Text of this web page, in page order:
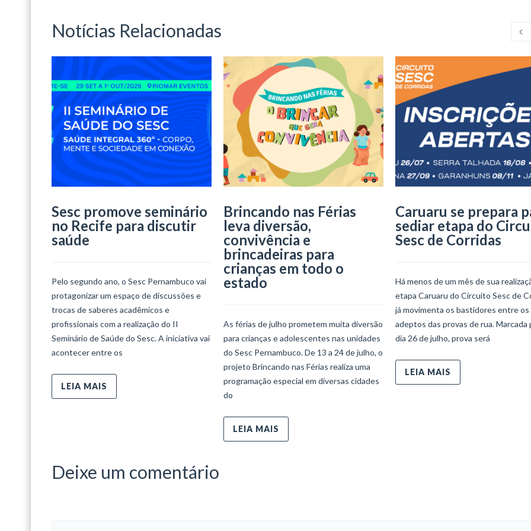
Notícias Relacionadas
Sesc promove seminário
no Recife para discutir
saúde
Pelo segundo ano, o Sesc Pernambuco vai
protagonizar um espaço de discussões e
trocas de saberes acadêmicos e
profissionais com a realização do II
Seminário de Saúde do Sesc. A iniciativa vai
acontecer entre os
LEIA MAIS
Brincando nas Férias
leva diversão,
convivência e
brincadeiras para
crianças em todo o
estado
As férias de julho prometem muita diversão
para crianças e adolescentes nas unidades
do Sesc Pernambuco. De 13 a 24 de julho, o
projeto Brincando nas Férias realiza uma
programação especial em diversas cidades
do
LEIA MAIS
Caruaru se prepara
sediar etapa do
Sesc de Corridas
Há menos de um mês de sua
etapa Caruaru do Circuito Sesc de
já movimenta os bastidores entre os
adeptos das provas de rua. Marcada
dia 26 de julho, prova será
LEIA MAIS
Deixe um comentário